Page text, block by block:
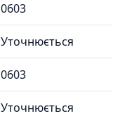
0603
Уточнюється
0603
Уточнюється